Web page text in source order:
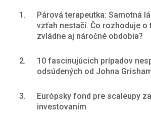
1.
Párová terapeutka: Samotná
vzťah nestačí. Čo rozhoduje o
zvládne aj náročné obdobia?
2.
10 fascinujúcich prípadov
odsúdených od Johna
3.
Európsky fond pre scaleupy
investovaním